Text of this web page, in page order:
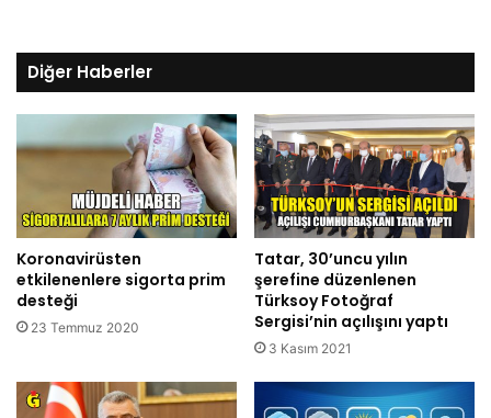
Diğer Haberler
Koronavirüsten
etkilenenlere sigorta prim
desteği
23 Temmuz 2020
Tatar, 30’uncu yılın
şerefine düzenlenen
Türksoy Fotoğraf
Sergisi’nin açılışını yaptı
3 Kasım 2021